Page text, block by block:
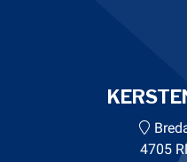
4705